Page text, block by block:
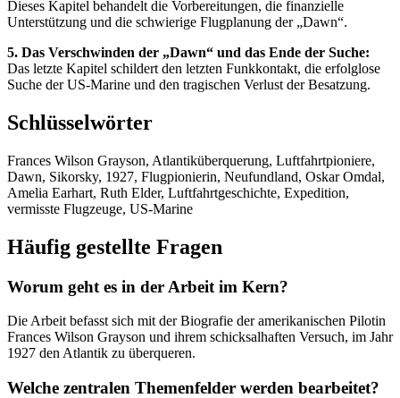
Dieses Kapitel behandelt die Vorbereitungen, die finanzielle
Unterstützung und die schwierige Flugplanung der „Dawn“.
5. Das Verschwinden der „Dawn“ und das Ende der Suche:
Das letzte Kapitel schildert den letzten Funkkontakt, die erfolglose
Suche der US-Marine und den tragischen Verlust der Besatzung.
Schlüsselwörter
Frances Wilson Grayson, Atlantiküberquerung, Luftfahrtpioniere,
Dawn, Sikorsky, 1927, Flugpionierin, Neufundland, Oskar Omdal,
Amelia Earhart, Ruth Elder, Luftfahrtgeschichte, Expedition,
vermisste Flugzeuge, US-Marine
Häufig gestellte Fragen
Worum geht es in der Arbeit im Kern?
Die Arbeit befasst sich mit der Biografie der amerikanischen Pilotin
Frances Wilson Grayson und ihrem schicksalhaften Versuch, im Jahr
1927 den Atlantik zu überqueren.
Welche zentralen Themenfelder werden bearbeitet?